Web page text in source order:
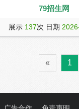
79招生网
79招生网是大型培训招生网
训学校资讯、培训班费用信
有职业资格、电脑培训、职业
体艺术、学历教育、语言培
信息，种类多而全。
展示 137次 日期
« 1